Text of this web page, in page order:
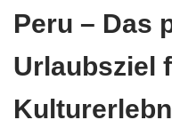
Peru – Das
Urlaubsziel